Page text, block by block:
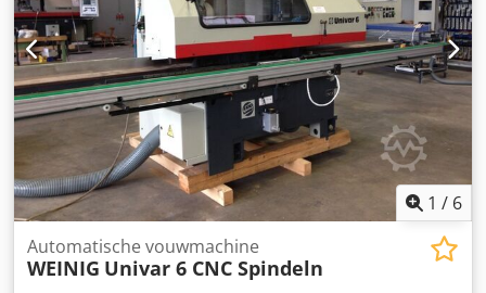
1 / 6
Automatische vouwmachine
WEINIG Univar 6 CNC Spindeln